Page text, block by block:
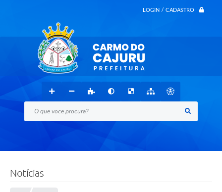
LOGIN / CADASTRO
O que voce procura?
Notícias